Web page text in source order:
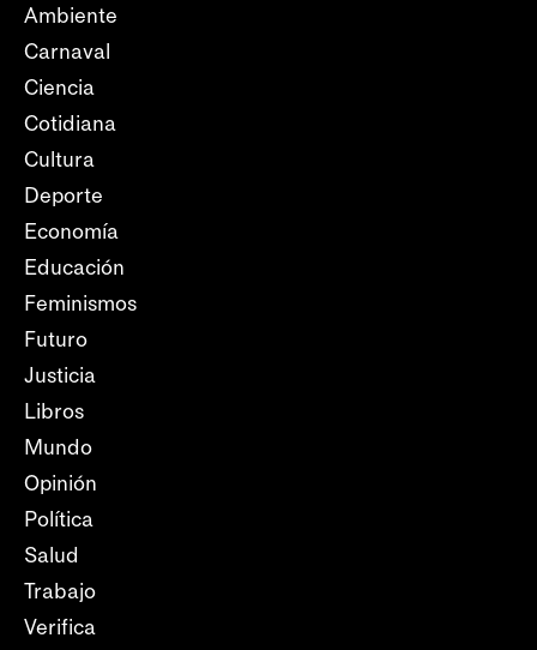
Ambiente
Carnaval
Ciencia
Cotidiana
Cultura
Deporte
Economía
Educación
Feminismos
Futuro
Justicia
Libros
Mundo
Opinión
Política
Salud
Trabajo
Verifica